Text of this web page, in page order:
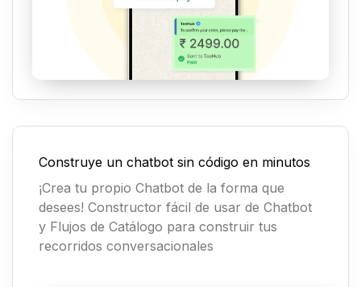
Construye un chatbot sin código en minutos
¡Crea tu propio Chatbot de la forma que
desees! Constructor fácil de usar de Chatbot
y Flujos de Catálogo para construir tus
recorridos conversacionales